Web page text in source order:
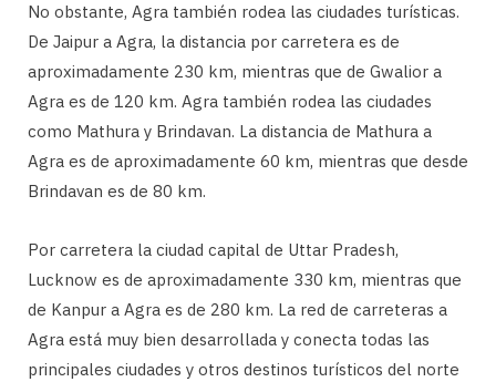
No obstante, Agra también rodea las ciudades turísticas.
De Jaipur a Agra, la distancia por carretera es de
aproximadamente 230 km, mientras que de Gwalior a
Agra es de 120 km. Agra también rodea las ciudades
como Mathura y Brindavan. La distancia de Mathura a
Agra es de aproximadamente 60 km, mientras que desde
Brindavan es de 80 km.
Por carretera la ciudad capital de Uttar Pradesh,
Lucknow es de aproximadamente 330 km, mientras que
de Kanpur a Agra es de 280 km. La red de carreteras a
Agra está muy bien desarrollada y conecta todas las
principales ciudades y otros destinos turísticos del norte